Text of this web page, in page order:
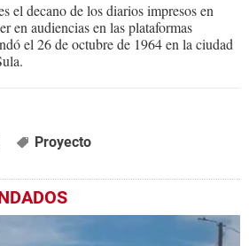
el decano de los diarios impresos en
en audiencias en las plataformas
el 26 de octubre de 1964 en la ciudad
Proyecto